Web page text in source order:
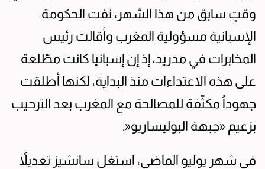
وقتٍ سابق من هذا الشهر، نفت الحكومة
الإسبانية مسؤولية المغرب وأقالت رئيس
المخابرات في مدريد، إذ إن إسبانيا كانت مطّلعة
على هذه الاعتداءات منذ البداية، لكنها أطلقت
جهوداً مكثّفة للمصالحة مع المغرب بعد الترحيب
بزعيم «جبهة البوليساريو«.
في شهر يوليو الماضي، استغل سانشيز تعديلاً